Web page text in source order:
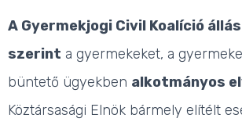
A Gyermekjogi Civil Koalíció
szerint a gyermekeket, a
büntető ügyekben alkotmányos
Köztársasági Elnök bármely elítélt